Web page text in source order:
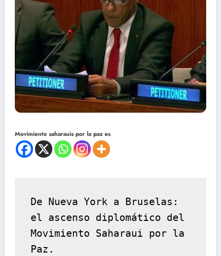
Movimiento saharauis por la paz es
De Nueva York a Bruselas:
el ascenso diplomático del
Movimiento Saharaui por la
Paz.